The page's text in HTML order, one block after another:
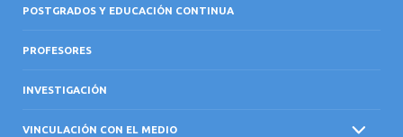
POSTGRADOS Y EDUCACIÓN CONTINUA
PROFESORES
INVESTIGACIÓN
VINCULACIÓN CON EL MEDIO